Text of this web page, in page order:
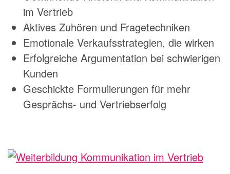
im Vertrieb
Aktives Zuhören und Fragetechniken
Emotionale Verkaufsstrategien, die wirken
Erfolgreiche Argumentation bei schwierigen
Kunden
Geschickte Formulierungen für mehr
Gesprächs- und Vertriebserfolg